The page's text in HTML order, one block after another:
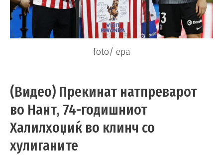
foto/ epa
(Видео) Прекинат натпреварот
во Нант, 74-годишниот
Халилхоџиќ во клинч со
хулиганите